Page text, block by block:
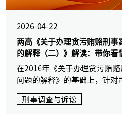
2026-04-22
两高《关于办理贪污贿赂刑事
的解释（二）》解读：带你看
罪、职务侵占罪、挪用资金罪
在2016年《关于办理贪污贿
问题的解释》的基础上，针对
人民法院、最高人民检察院联
善了腐败犯罪相关规定，本文
刑事调查与诉讼